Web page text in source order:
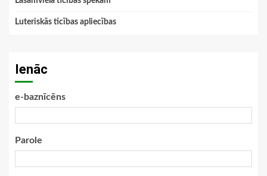
Luteriskās ticības apliecības
Ienāc
e-baznīcēns
Parole